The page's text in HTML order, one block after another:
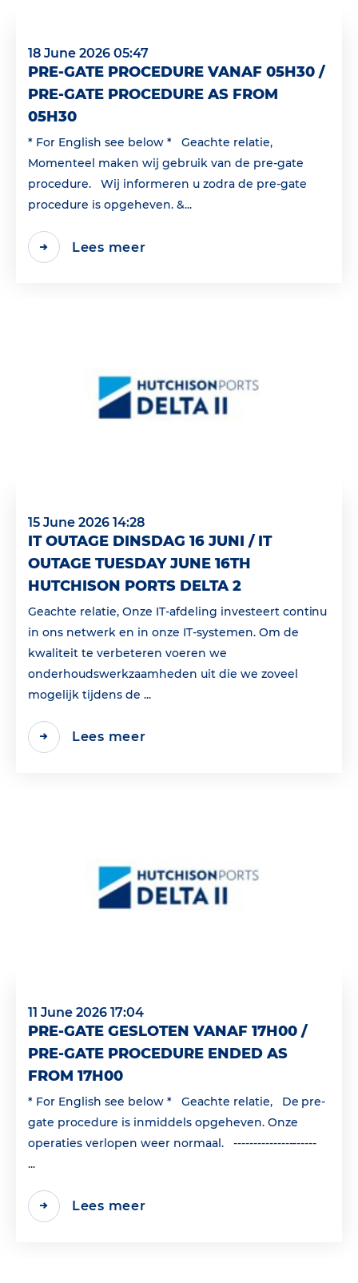
18 June 2026 05:47
PRE-GATE PROCEDURE VANAF 05H30 /
PRE-GATE PROCEDURE AS FROM
05H30
* For English see below * Geachte relatie,
Momenteel maken wij gebruik van de pre-gate
procedure. Wij informeren u zodra de pre-gate
procedure is opgeheven. &...
Lees meer
15 June 2026 14:28
IT OUTAGE DINSDAG 16 JUNI / IT
OUTAGE TUESDAY JUNE 16TH
HUTCHISON PORTS DELTA 2
Geachte relatie, Onze IT-afdeling investeert continu
in ons netwerk en in onze IT-systemen. Om de
kwaliteit te verbeteren voeren we
onderhoudswerkzaamheden uit die we zoveel
mogelijk tijdens de ...
Lees meer
11 June 2026 17:04
PRE-GATE GESLOTEN VANAF 17H00 /
PRE-GATE PROCEDURE ENDED AS
FROM 17H00
* For English see below * Geachte relatie, De pre-
gate procedure is inmiddels opgeheven. Onze
operaties verlopen weer normaal. ---------------------
...
Lees meer